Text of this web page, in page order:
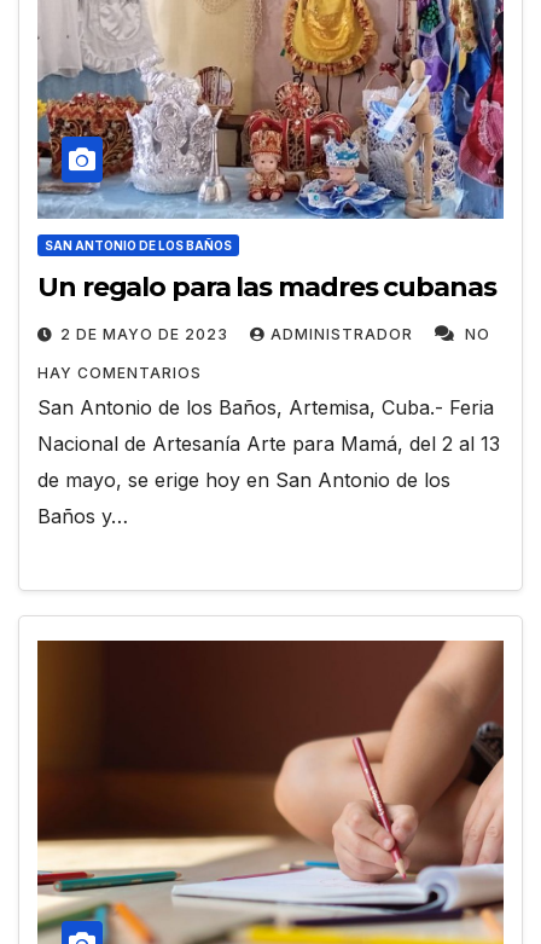
SAN ANTONIO DE LOS BAÑOS
Un regalo para las madres cubanas
2 DE MAYO DE 2023 ADMINISTRADOR NO
HAY COMENTARIOS
San Antonio de los Baños, Artemisa, Cuba.- Feria
Nacional de Artesanía Arte para Mamá, del 2 al 13
de mayo, se erige hoy en San Antonio de los
Baños y…